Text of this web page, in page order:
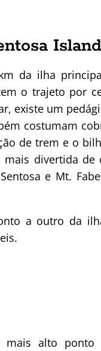
Island
da ilha
o trajeto por
existe um
costumam
de trem e o
divertida de
e Mt.
a outro da
alto ponto